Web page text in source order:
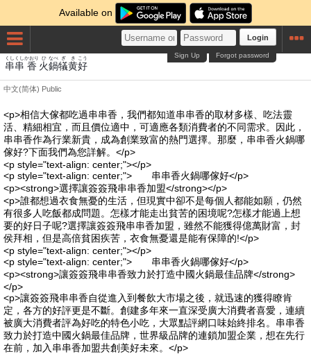
Available on
Login
Forgot password
Sign Up
串
くし
串
くし
香
かおり
火
ひ
鍋
なべ
犠
ぎ
黄
き
好
こう
中文(简体) Public
<p>相信大傢都吃過串串香，我們都知道串串香的取材多樣、吃法靈
活、精細相宜，而且價位適中，可適應各類消費者的不同需求。因此，
串串香作為行業新貴，成為創業致富的熱門選擇。那麼，串串香火鍋哪
傢好?下面我們為您詳解。</p>
<p style="text-align: center;"></p>
<p style="text-align: center;"> 串串香火鍋哪傢好</p>
<p><strong>選擇讓簽簽飛串串香加盟</strong></p>
<p>誰都想過衣食無憂的生活，但現實中卻不是每個人都能如願，仍然
有很多人吃飯都成問題。怎樣才能走出貧苦的困境呢?怎樣才能過上想
要的好日子呢?選擇讓簽簽飛串串香加盟，雖然不能獲得億萬財富，封
侯拜相，但是高倍貧困疾苦，衣食無憂還是能有保障的!</p>
<p style="text-align: center;"></p>
<p style="text-align: center;"> 串串香火鍋哪傢好</p>
<p><strong>讓簽簽飛串串香致力於打造中國火鍋最佳品牌</strong>
</p>
<p>讓簽簽飛串串香自從進入到餐飲大市場之後，就迅速的獲得瞭肯
定，各方的好評更是不斷。創建多年來一直深受廣大消費者喜愛，連續
被廣大消費者評為好吃的特色小吃，大眾點評網口味始終排名。串串香
致力於打造中國火鍋最佳品牌，世界級品牌的連鎖加盟企業，想在先行
在前，加入串串香加盟共創美好未來。</p>